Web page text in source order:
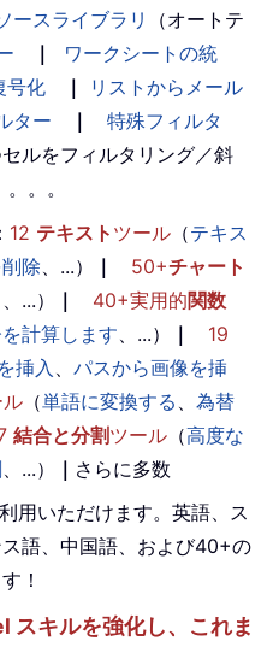
ースライブラリ
（オートテ
｜
ワークシートの統
号化 ｜
リストからメール
ター ｜
特殊フィルタ
ルをフィルタリング／斜
。。
： 12 テキスト ツール （テキス
除、...） ｜ 50+チャート
、...） ｜ 40+実用的関数
計算します、...） ｜
19
挿入 、 パスから画像を挿
（単語に変換する 、 為替
結合と分割ツール （高度な
、...） ｜ さらに多数
用いただけます。英語、ス
語、中国語、および40+の
！
キルを強化し、これま